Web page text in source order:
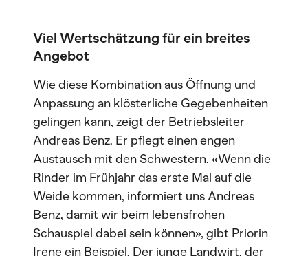
Viel Wertschätzung für ein breites
Angebot
Wie diese Kombination aus Öffnung und
Anpassung an klösterliche Gegebenheiten
gelingen kann, zeigt der Betriebsleiter
Andreas Benz. Er pflegt einen engen
Austausch mit den Schwestern. «Wenn die
Rinder im Frühjahr das erste Mal auf die
Weide kommen, informiert uns Andreas
Benz, damit wir beim lebensfrohen
Schauspiel dabei sein können», gibt Priorin
Irene ein Beispiel. Der junge Landwirt, der